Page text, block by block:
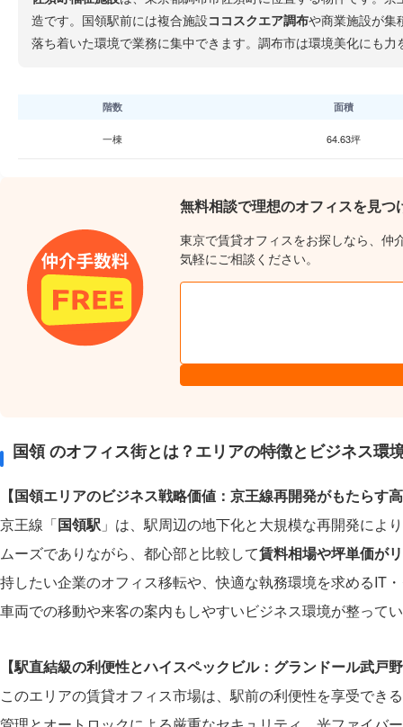
造です。国領駅前には複合施設ココスクエア調布や商業施設が集
落ち着いた環境で業務に集中できます。調布市は環境美化にも
階数 面積
一棟 64.63坪
無料相談で理想のオフィスを見つ
東京で賃貸オフィスをお探しなら、仲
気軽にご相談ください。
国領 のオフィス街とは？エリアの特徴とビジネス環
【国領エリアのビジネス戦略価値：京王線再開発がもたらす
京王線「国領駅 」は、駅周辺の地下化と大規模な再開発によ
ムーズでありながら、都心部と比較して賃料相場や坪単価が
持したい企業のオフィス移転や、快適な執務環境を求めるIT
車両での移動や来客の案内もしやすいビジネス環境が整って
【駅直結級の利便性とハイスペックビル：グランドール武戸
このエリアの賃貸オフィス市場は、駅前の利便性を享受でき